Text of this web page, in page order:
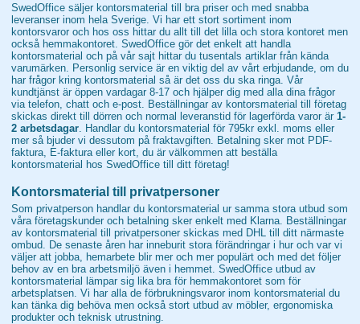
SwedOffice säljer kontorsmaterial till bra priser och med snabba
leveranser inom hela Sverige. Vi har ett stort sortiment inom
kontorsvaror och hos oss hittar du allt till det lilla och stora kontoret men
också hemmakontoret. SwedOffice gör det enkelt att handla
kontorsmaterial och på vår sajt hittar du tusentals artiklar från kända
varumärken. Personlig service är en viktig del av vårt erbjudande, om du
har frågor kring kontorsmaterial så är det oss du ska ringa. Vår
kundtjänst är öppen vardagar 8-17 och hjälper dig med alla dina frågor
via telefon, chatt och e-post. Beställningar av kontorsmaterial till företag
skickas direkt till dörren och normal leveranstid för lagerförda varor är 1-
2 arbetsdagar . Handlar du kontorsmaterial för 795kr exkl. moms eller
mer så bjuder vi dessutom på fraktavgiften. Betalning sker mot PDF-
faktura, E-faktura eller kort, du är välkommen att beställa
kontorsmaterial hos SwedOffice till ditt företag!
Kontorsmaterial till privatpersoner
Som privatperson handlar du kontorsmaterial ur samma stora utbud som
våra företagskunder och betalning sker enkelt med Klarna. Beställningar
av kontorsmaterial till privatpersoner skickas med DHL till ditt närmaste
ombud. De senaste åren har inneburit stora förändringar i hur och var vi
väljer att jobba, hemarbete blir mer och mer populärt och med det följer
behov av en bra arbetsmiljö även i hemmet. SwedOffice utbud av
kontorsmaterial lämpar sig lika bra för hemmakontoret som för
arbetsplatsen. Vi har alla de förbrukningsvaror inom kontorsmaterial du
kan tänka dig behöva men också stort utbud av möbler, ergonomiska
produkter och teknisk utrustning.